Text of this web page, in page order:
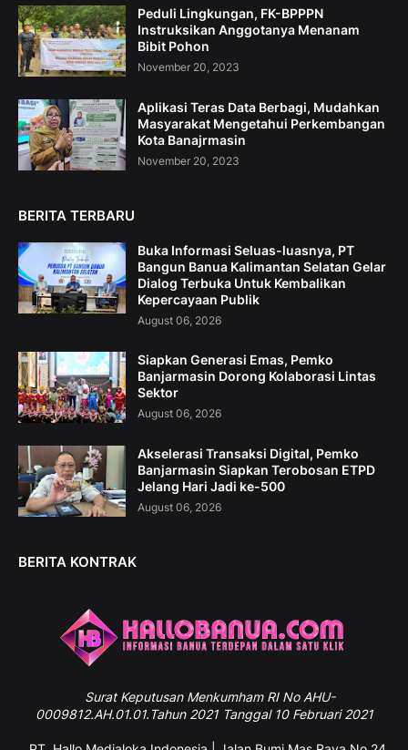
Peduli Lingkungan, FK-BPPPN
Instruksikan Anggotanya Menanam
Bibit Pohon
November 20, 2023
Aplikasi Teras Data Berbagi, Mudahkan
Masyarakat Mengetahui Perkembangan
Kota Banajrmasin
November 20, 2023
BERITA TERBARU
Buka Informasi Seluas-luasnya, PT
Bangun Banua Kalimantan Selatan Gelar
Dialog Terbuka Untuk Kembalikan
Kepercayaan Publik
August 06, 2026
Siapkan Generasi Emas, Pemko
Banjarmasin Dorong Kolaborasi Lintas
Sektor
August 06, 2026
Akselerasi Transaksi Digital, Pemko
Banjarmasin Siapkan Terobosan ETPD
Jelang Hari Jadi ke-500
August 06, 2026
BERITA KONTRAK
SuratKeputusan Menkumham RI No AHU-
0009812.AH.01.01.Tahun 2021 Tanggal 10 Februari 2021